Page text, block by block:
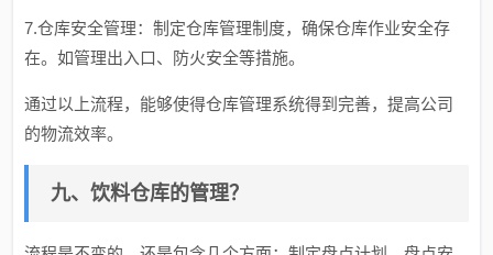
7.仓库安全管理：制定仓库管理制度，确保仓库作业安全存
在。如管理出入口、防火安全等措施。
通过以上流程，能够使得仓库管理系统得到完善，提高公司
的物流效率。
九、饮料仓库的管理？